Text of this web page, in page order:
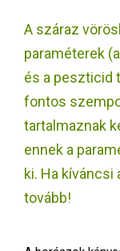
R
Y
M
A száraz
paraméterek
és a peszticid
fontos
tartalmaznak
ennek a
ki. Ha
tovább!